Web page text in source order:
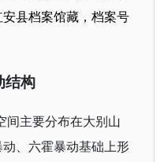
安县档案馆藏，档案号
结构
间主要分布在大别山
、六霍暴动基础上形